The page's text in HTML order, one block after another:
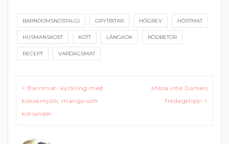
BARNDOMSNOSTALGI GRYTBITAR HÖGREV HÖSTMAT
HUSMANSKOST KÖTT LÅNGKOK RÖDBETOR
RECEPT VARDAGSMAT
Inläggsnavigering
< Barnmat: kyckling med
kokosmjölk, mango och
koriander
Missa inte Daniels
fredagstips! >